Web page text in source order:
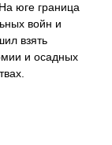
юге граница
войн и
взять
и осадных